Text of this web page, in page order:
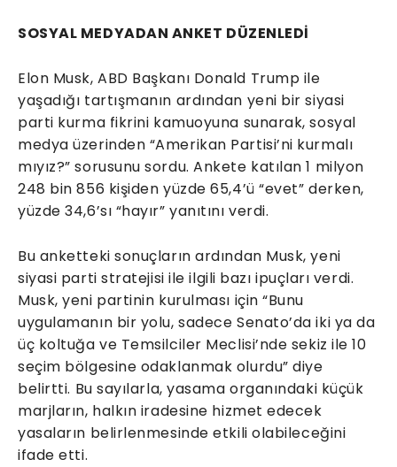
SOSYAL MEDYADAN ANKET DÜZENLEDİ
Elon Musk, ABD Başkanı Donald Trump ile
yaşadığı tartışmanın ardından yeni bir siyasi
parti kurma fikrini kamuoyuna sunarak, sosyal
medya üzerinden “Amerikan Partisi’ni kurmalı
mıyız?” sorusunu sordu. Ankete katılan 1 milyon
248 bin 856 kişiden yüzde 65,4’ü “evet” derken,
yüzde 34,6’sı “hayır” yanıtını verdi.
Bu anketteki sonuçların ardından Musk, yeni
siyasi parti stratejisi ile ilgili bazı ipuçları verdi.
Musk, yeni partinin kurulması için “Bunu
uygulamanın bir yolu, sadece Senato’da iki ya da
üç koltuğa ve Temsilciler Meclisi’nde sekiz ile 10
seçim bölgesine odaklanmak olurdu” diye
belirtti. Bu sayılarla, yasama organındaki küçük
marjların, halkın iradesine hizmet edecek
yasaların belirlenmesinde etkili olabileceğini
ifade etti.